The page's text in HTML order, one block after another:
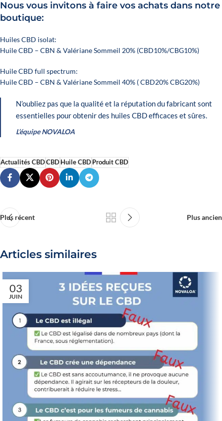
Nous vous invitons à faire vos achats dans notre
boutique:
Huiles CBD isolat:
Huile CBD – CBN & Valériane Sommeil 20% (CBD10%/CBG10%)
Huile CBD full spectrum:
Huile CBD – CBN & Valériane Sommeil 40% ( CBD20% CBG20%)
N’oubliez pas que la qualité et la réputation du fabricant sont
essentielles pour obtenir des huiles CBD efficaces et sûres.
L’équipe NOVALOA
Actualités CBDCBDHuile CBDProduit CBD
Plus récent Plus ancien
Articles similaires
03
JUIN